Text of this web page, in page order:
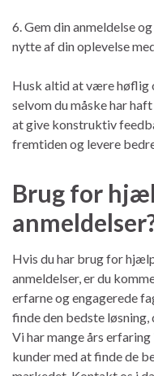
6. Gem din anmeldelse
nytte af din oplevelse
Husk altid at være høflig
selvom du måske har
at give konstruktiv
fremtiden og levere
Brug for
Hvis du har brug for
anmeldelser, er du
erfarne og engagerede
finde den bedste løsning,
Vi har mange års
kunder med at finde de